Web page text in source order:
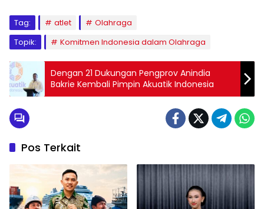
Tag: atlet
Olahraga
Topik:
Komitmen Indonesia dalam Olahraga
Dengan 21 Dukungan Pengprov Anindia
Bakrie Kembali Pimpin Akuatik Indonesia
Pos Terkait